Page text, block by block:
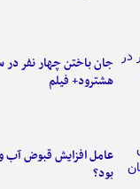
جان باختن چهار نفر در
هشترود+ فیلم
عامل افزایش قبوض آب
بود؟